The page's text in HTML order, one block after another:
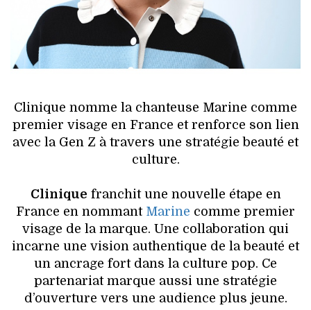
LIEUX TENDANCES
BEAUTÉ
JEUNES CRÉATEURS
HISTOIRE DES MARQUES
DÉCO
VOYAGES & LOISIRS
Clinique nomme la chanteuse Marine comme
premier visage en France et renforce son lien
avec la Gen Z à travers une stratégie beauté et
culture.
Clinique franchit une nouvelle étape en
France en nommant Marine comme premier
visage de la marque. Une collaboration qui
incarne une vision authentique de la beauté et
un ancrage fort dans la culture pop. Ce
partenariat marque aussi une stratégie
d’ouverture vers une audience plus jeune.